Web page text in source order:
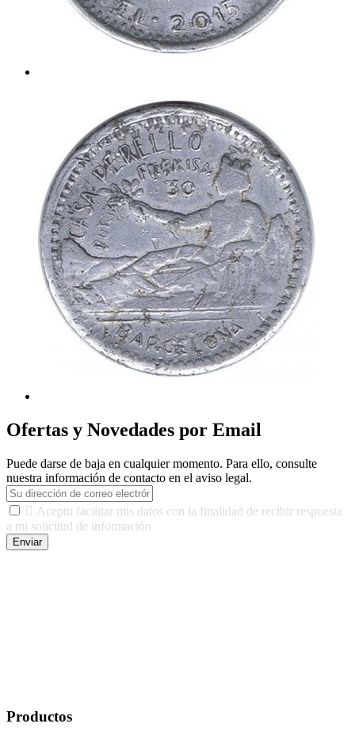
Ofertas y Novedades por Email
Puede darse de baja en cualquier momento. Para ello, consulte
nuestra información de contacto en el aviso legal.
 Acepto facilitar mis datos con la finalidad de recibir respuesta
a mi solicitud de información
Enviar
Productos